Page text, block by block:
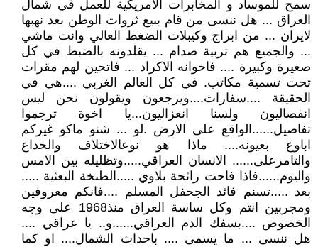
سمح للموساد و المخابرات الامريكية للعمل في شمال
العراق ... هل ننسى من قام ببيع ثروات الوطن بعد نهبها
لايران ... من ابراج وكيبلات الضغط العالي وانت ماشي
... والجميع هم تربية صدام ... يقلدونه بالضبط في كل
صغيرة وكبيرة .... فاخوانه الاكراد ... فاتحين لهم مقرات
تحت تسمية مكاتب. في كل العالم الغربي ....هي في
الحقيقة ....سفارات....ويرجعون ويقولون نحن ليس
انفصاليون ولسنا انعزاليون...يا اخوة ترجموا
تفاصيل......الواقع على الارض .لو ... شنو ماكو غيركم
اباوع بعيونه.... ماذا هو نوعالاختلاف والخداع
والتامرعلى...... الانسان العراقي.....وتظليله بين الامس
واليوم......فاذا فاحت رائحة بلاوي .....الطبخة البعثية .....
بعد .....تسنم فائد الجحفل المسلم ....فانكم معروفين
ومجربين انتم وكل ساسة العراق منذ1968 على وجه
الخصوص ....بسفك الدم العراقي......و.. يا عراقي ....
هل ننسى ... ما يسمى .... باحداث الشمال.... او كما